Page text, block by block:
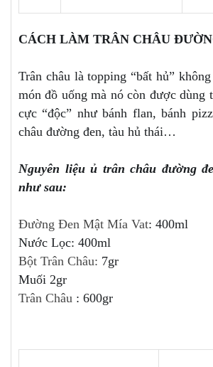
CÁCH LÀM TRÂN CHÂU
Trân châu là topping “bất hủ”
món đồ uống mà nó còn được dùng
cực “độc” như bánh flan, bánh
châu đường đen, tàu hủ thái…
Nguyên liệu ủ trân châu đường
như sau:
Đường Đen Mật Mía Vat: 400ml
Nước Lọc: 400ml
Bột Trân Châu: 7gr
Muối 2gr
Trân Châu : 600gr